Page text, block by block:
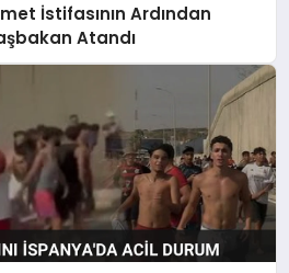
İstifasının Ardından
Atandı